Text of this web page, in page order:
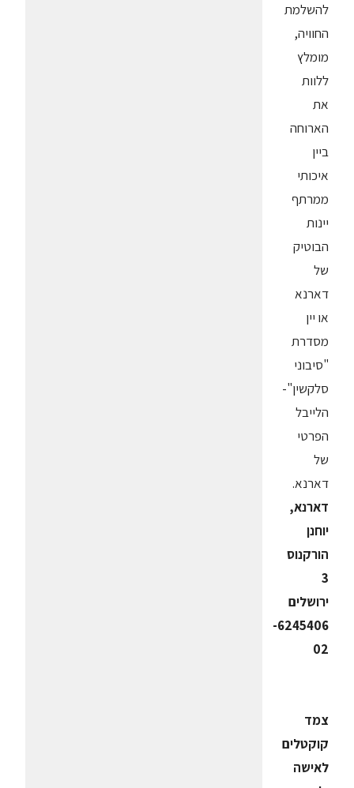
להשלמת
החוויה,
מומלץ
ללוות
את
הארוחה
ביין
איכותי
ממרתף
יינות
הבוטיק
של
דארנא
או יין
מסדרת
"סיבוני
סלקשין"-
הלייבל
הפרטי
של
דארנא.
דארנא,
יוחנן
הורקנוס
3
ירושלים
6245406-
02
צמד
קוקטלים
לאישה